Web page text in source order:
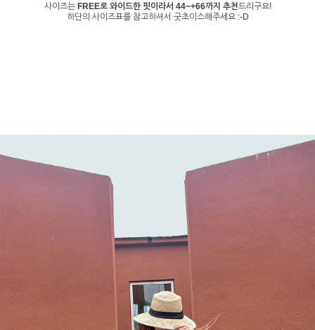
사이즈는 FREE로 와이드한 핏이라서 44~+66까지 추천드리구요!
하단의 사이즈표를 참고하셔서 굿초이스해주세요 :-D